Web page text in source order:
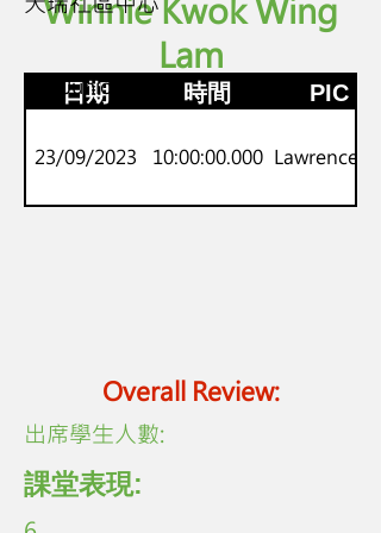
Winnie Kwok Wing
Lam
日期 時間 PIC
23/09/2023 10:00:00.000 Lawrence Lo
Overall Review:
劍橋Juniors
​出席學生人數:
課堂表現: